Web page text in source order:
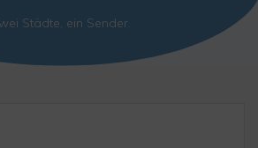
Städte, ein Sender.